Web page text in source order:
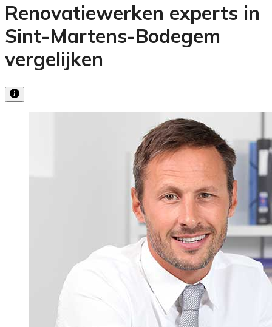
Renovatiewerken experts in
Sint-Martens-Bodegem
vergelijken